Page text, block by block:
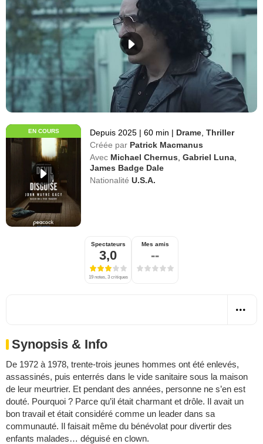
EN COURS Depuis 2025 | 60 min | Drame ,Thriller
Créée par Patrick Macmanus
Avec Michael Chernus ,Gabriel Luna
James Badge Dale
Nationalité U.S.A.
Spectateurs
3,0
19 notes, 3 critiques
Mes amis
--
Synopsis & Info
De 1972 à 1978, trente-trois jeunes hommes ont été enlevés,
assassinés, puis enterrés dans le vide sanitaire sous la maison
de leur meurtrier. Et pendant des années, personne ne s’en est
douté. Pourquoi ? Parce qu’il était charmant et drôle. Il avait un
bon travail et était considéré comme un leader dans sa
communauté. Il faisait même du bénévolat pour divertir des
enfants malades… déguisé en clown.